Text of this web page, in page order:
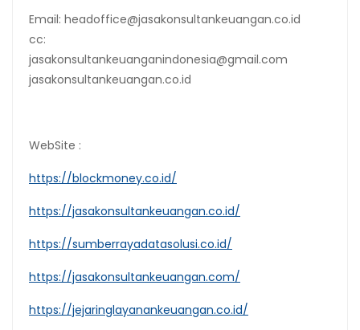
Email: headoffice@jasakonsultankeuangan.co.id
cc:
jasakonsultankeuanganindonesia@gmail.com
jasakonsultankeuangan.co.id
WebSite :
https://blockmoney.co.id/
https://jasakonsultankeuangan.co.id/
https://sumberrayadatasolusi.co.id/
https://jasakonsultankeuangan.com/
https://jejaringlayanankeuangan.co.id/